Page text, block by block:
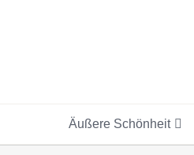
Äußere Schönheit